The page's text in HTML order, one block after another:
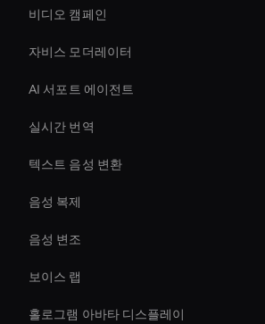
비디오 캠페인
자비스 모더레이터
AI 서포트 에이전트
실시간 번역
텍스트 음성 변환
음성 복제
음성 변조
보이스 랩
홀로그램 아바타 디스플레이